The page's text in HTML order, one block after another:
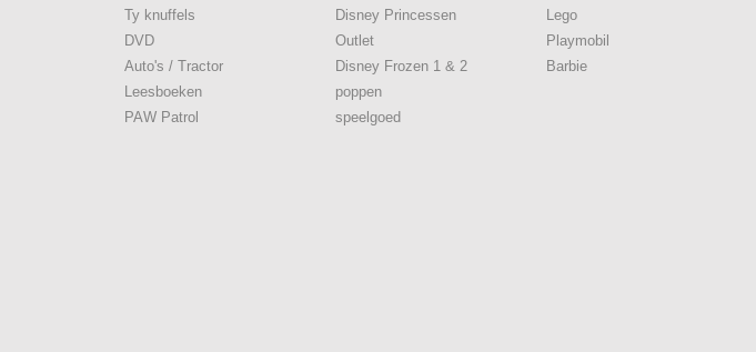
Ty knuffels
DVD
Auto's / Tractor
Leesboeken
PAW Patrol
Disney Princessen
Outlet
Disney Frozen 1 & 2
poppen
speelgoed
Lego
Playmobil
Barbie